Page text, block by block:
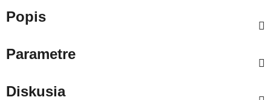
Popis
Parametre
Diskusia